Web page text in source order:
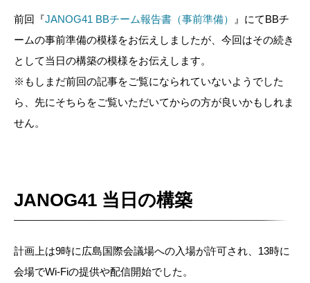
前回『JANOG41 BBチーム報告書（事前準備）
』にてBBチ
ームの事前準備の模様をお伝えしましたが、今回はその続き
として当日の構築の模様をお伝えします。
※もしまだ前回の記事をご覧になられていないようでした
ら、先にそちらをご覧いただいてからの方が良いかもしれま
せん。
JANOG41 当日の構築
計画上は9時に広島国際会議場への入場が許可され、13時に
会場でWi-Fiの提供や配信開始でした。